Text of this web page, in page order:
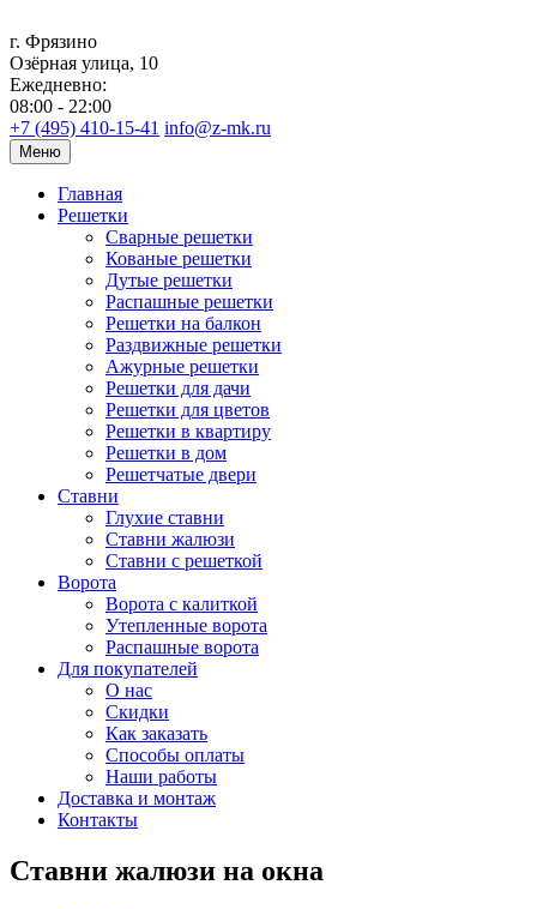
г. Фрязино
Озёрная улица, 10
Ежедневно:
08:00 - 22:00
+7 (495) 410-15-41 info@z-mk.ru
Меню
Главная
Решетки
Сварные решетки
Кованые решетки
Дутые решетки
Распашные решетки
Решетки на балкон
Раздвижные решетки
Ажурные решетки
Решетки для дачи
Решетки для цветов
Решетки в квартиру
Решетки в дом
Решетчатые двери
Ставни
Глухие ставни
Ставни жалюзи
Ставни с решеткой
Ворота
Ворота с калиткой
Утепленные ворота
Распашные ворота
Для покупателей
О нас
Скидки
Как заказать
Способы оплаты
Наши работы
Доставка и монтаж
Контакты
Ставни жалюзи на окна